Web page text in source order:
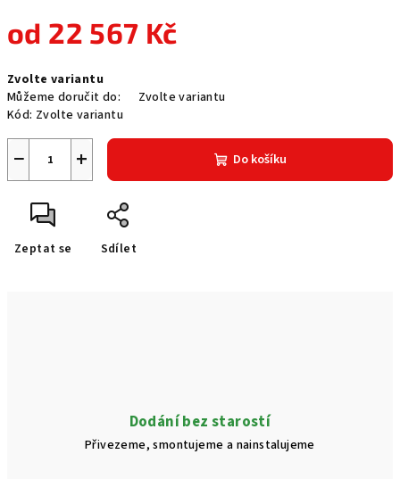
od 22 567 Kč
cena:
Zvolte variantu
Můžeme doručit do:
Zvolte variantu
Kód: Zvolte variantu
+
− Do košíku
Zeptat se Sdílet
Dodání bez starostí
Přivezeme, smontujeme a nainstalujeme